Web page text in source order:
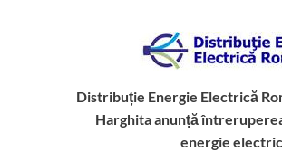
Distribuție Energie Electrică
Harghitaanunță
energie